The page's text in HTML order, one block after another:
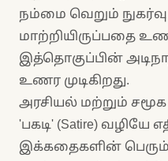
நம்மை வெறும்
மாற்றியிருப்பதை
இத்தொகுப்பின்
உணர முடிகிறது.
அரசியல் மற்றும்
'பகடி' (Satire) வழியே
இக்கதைகளின் பெரும்